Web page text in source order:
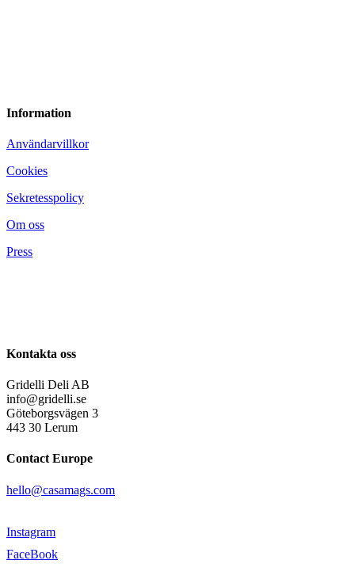
Information
Användarvillkor
Cookies
Sekretesspolicy
Om oss
Press
Kontakta oss
Gridelli Deli AB
info@gridelli.se
Göteborgsvägen 3
443 30 Lerum
Contact Europe
hello@casamags.com
Instagram
FaceBook